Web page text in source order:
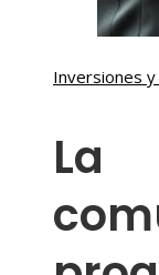
Inversiones
La